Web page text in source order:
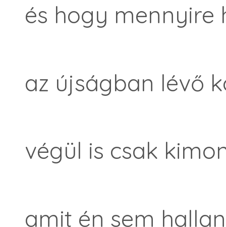
és hogy mennyire
az újságban lévő
végül is csak
amit én sem